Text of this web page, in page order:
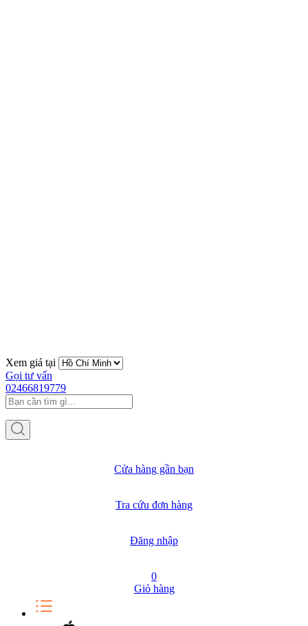
Xem giá tại
Gọi tư vấn
02466819779
Cửa hàng gần bạn
Tra cứu đơn hàng
Đăng nhập
0
Giỏ hàng